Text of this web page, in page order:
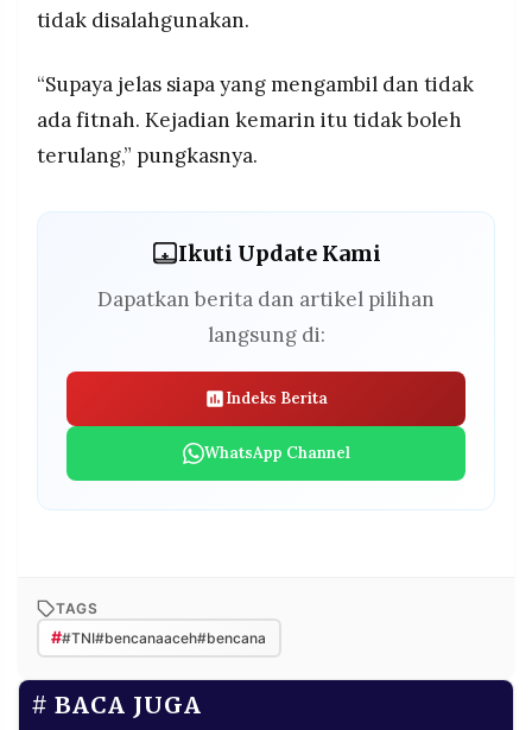
tidak disalahgunakan.
“Supaya jelas siapa yang mengambil dan tidak
ada fitnah. Kejadian kemarin itu tidak boleh
terulang,” pungkasnya.
Ikuti Update Kami
Dapatkan berita dan artikel pilihan
langsung di:
Indeks Berita
WhatsApp Channel
TAGS
##TNI#bencanaaceh#bencana
BACA JUGA